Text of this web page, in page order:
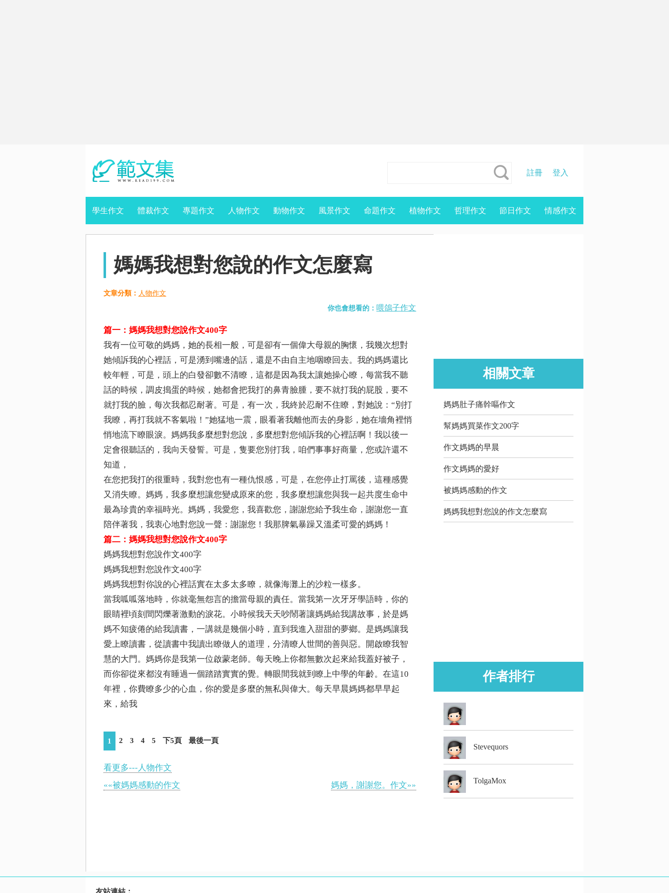
註冊 登入
學生作文 體裁作文 專題作文 人物作文 動物作文 風景作文 命題作文 植物作文 哲理作文 節日作文 情感作文
媽媽我想對您說的作文怎麼寫
文章分類： 人物作文
你也會想看的： 喂鴿子作文
篇一：媽媽我想對您說作文400字
我有一位可敬的媽媽，她的長相一般，可是卻有一個偉大母親的胸懷，我幾次想對
她傾訴我的心裡話，可是湧到嘴邊的話，還是不由自主地咽瞭回去。我的媽媽還比
較年輕，可是，頭上的白發卻數不清瞭，這都是因為我太讓她操心瞭，每當我不聽
話的時候，調皮搗蛋的時候，她都會把我打的鼻青臉腫，要不就打我的屁股，要不
就打我的臉，每次我都忍耐著。可是，有一次，我終於忍耐不住瞭，對她說：“別打
我瞭，再打我就不客氣啦！”她猛地一震，眼看著我離他而去的身影，她在墻角裡悄
悄地流下瞭眼淚。媽媽我多麼想對您說，多麼想對您傾訴我的心裡話啊！我以後一
定會很聽話的，我向天發誓。可是，隻要您別打我，咱們事事好商量，您或許還不
知道，
在您把我打的很重時，我對您也有一種仇恨感，可是，在您停止打罵後，這種感覺
又消失瞭。媽媽，我多麼想讓您變成原來的您，我多麼想讓您與我一起共度生命中
最為珍貴的幸福時光。媽媽，我愛您，我喜歡您，謝謝您給予我生命，謝謝您一直
陪伴著我，我衷心地對您說一聲：謝謝您！我那脾氣暴躁又溫柔可愛的媽媽！
篇二：媽媽我想對您說作文400字
媽媽我想對您說作文400字
媽媽我想對您說作文400字
媽媽我想對你說的心裡話實在太多太多瞭，就像海灘上的沙粒一樣多。
當我呱呱落地時，你就毫無怨言的擔當母親的責任。當我第一次牙牙學語時，你的
眼睛裡頃刻間閃爍著激動的淚花。小時候我天天吵鬧著讓媽媽給我講故事，於是媽
媽不知疲倦的給我讀書，一講就是幾個小時，直到我進入甜甜的夢鄉。是媽媽讓我
愛上瞭讀書，從讀書中我讀出瞭做人的道理，分清瞭人世間的善與惡。開啟瞭我智
慧的大門。媽媽你是我第一位啟蒙老師。每天晚上你都無數次起來給我蓋好被子，
而你卻從來都沒有睡過一個踏踏實實的覺。轉眼間我就到瞭上中學的年齡。在這10
年裡，你費瞭多少的心血，你的愛是多麼的無私與偉大。每天早晨媽媽都早早起
來，給我
1 2 3 4 5 下5頁 最後一頁
看更多---人物作文
««被媽媽感動的作文
媽媽，謝謝您。作文»»
相關文章
媽媽肚子痛幹嘔作文
幫媽媽買菜作文200字
作文媽媽的早晨
作文媽媽的愛好
被媽媽感動的作文
媽媽我想對您說的作文怎麼寫
作者排行
Stevequors
TolgaMox